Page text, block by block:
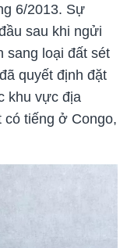
6/2013. Sự
sau khi ngửi
sang loại đất sét
quyết định đặt
khu vực địa
có tiếng ở Congo,